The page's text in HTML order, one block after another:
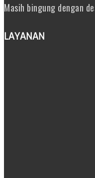
Masih bingung dengan
LAYANAN